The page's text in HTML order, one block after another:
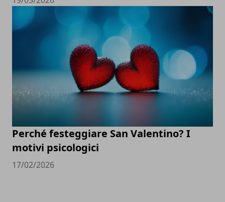
Perché festeggiare San Valentino? I
motivi psicologici
17/02/2026